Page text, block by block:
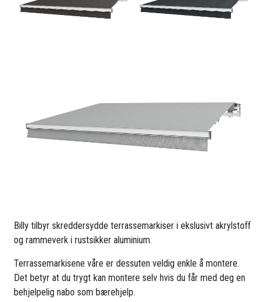
Billy tilbyr skreddersydde terrassemarkiser i ekslusivt akrylstoff
og rammeverk i rustsikker aluminium.
Terrassemarkisene våre er dessuten veldig enkle å montere.
Det betyr at du trygt kan montere selv hvis du får med deg en
behjelpelig nabo som bærehjelp.